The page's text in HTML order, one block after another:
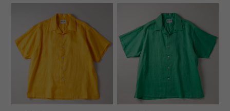
パープル ナス紺 コットン
100%
ャツ サイズM 実寸L ホワイ
ト コットン100% アメリカ
製生地